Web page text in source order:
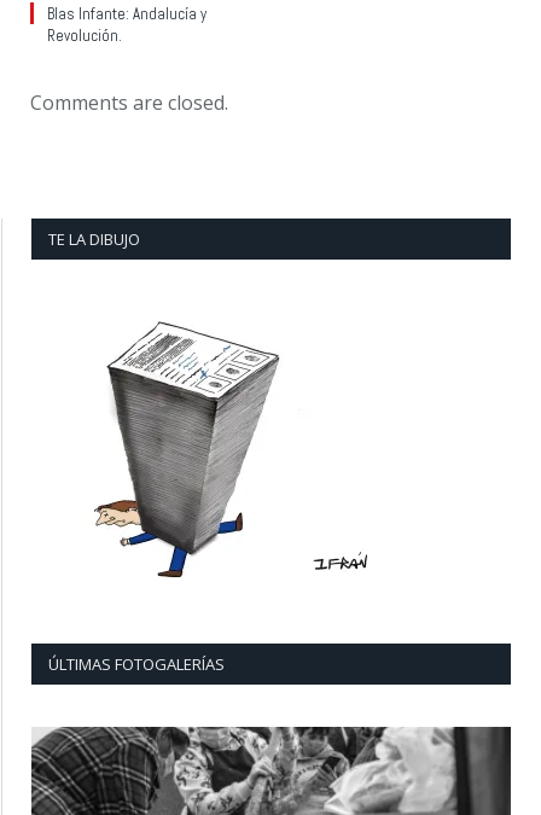
Blas Infante: Andalucía y
Revolución.
Comments are closed.
TE LA DIBUJO
ÚLTIMAS FOTOGALERÍAS